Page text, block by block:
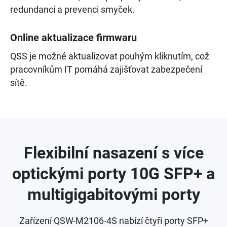
redundanci a prevenci smyček.
Online aktualizace firmwaru
QSS je možné aktualizovat pouhým kliknutím, což
pracovníkům IT pomáhá zajišťovat zabezpečení
sítě.
Flexibilní nasazení s více
optickými porty 10G SFP+ a
multigigabitovými porty
Zařízení QSW-M2106-4S nabízí čtyři porty SFP+